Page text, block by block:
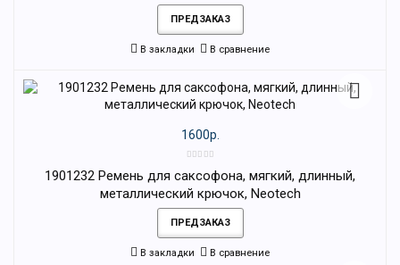
ПРЕДЗАКАЗ
В закладки В сравнение
1600р.
1901232 Ремень для саксофона, мягкий, длинный,
металлический крючок, Neotech
ПРЕДЗАКАЗ
В закладки В сравнение